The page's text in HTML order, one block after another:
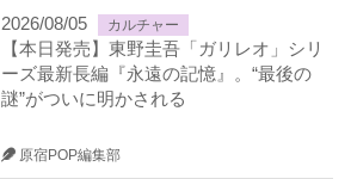
2026/08/05 カルチャー
【本日発売】東野圭吾「ガリレオ」シリ
ーズ最新長編『永遠の記憶』。“最後の
謎”がついに明かされる
原宿POP編集部